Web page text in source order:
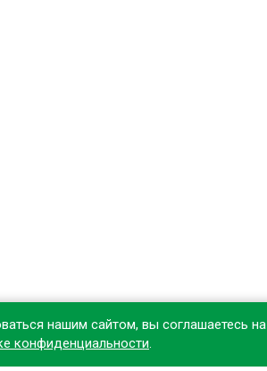
чтобы делать покупки
нашим сайтом, вы соглашаетесь
конфиденциальности.